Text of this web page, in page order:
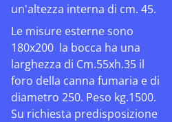
un'altezza interna di cm. 45.
Le misure esterne sono
180x200 la bocca ha una
larghezza di Cm.55xh.35 il
foro della canna fumaria e di
diametro 250. Peso kg.1500.
Su richiesta predisposizione